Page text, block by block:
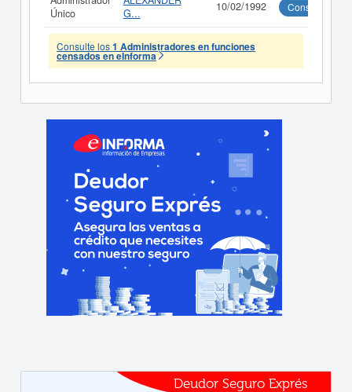
Único
G...
10/02/1992 Consultar
Consulte los1 Administradores en funciones
censados en eInforma
Deudor Seguro Exprés